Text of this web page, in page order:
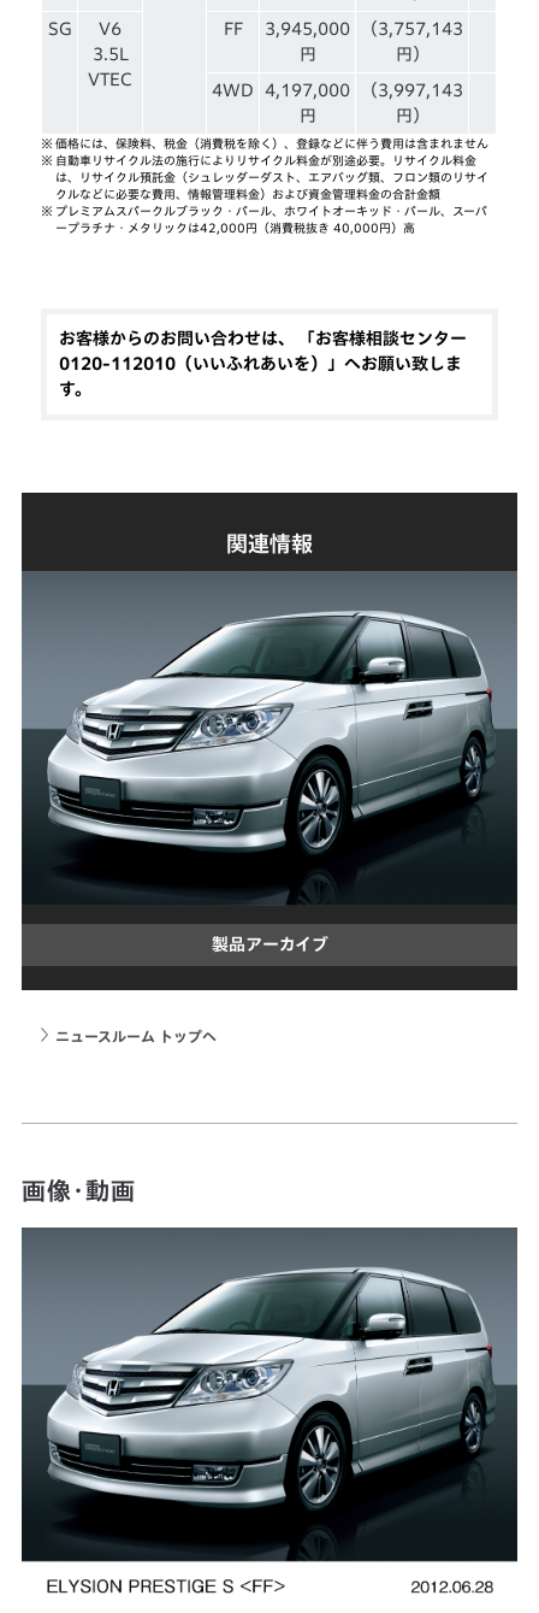
SG
V6
3.5L
VTEC
FF
3,945,000
円
（3,757,143
円）
4WD
4,197,000
円
（3,997,143
円）
※ 価格には、保険料、税金（消費税を除く）、登録などに伴う費用は含まれません
※ 自動車リサイクル法の施行によりリサイクル料金が別途必要。リサイクル料金
は、リサイクル預託金（シュレッダーダスト、エアバッグ類、フロン類のリサイ
クルなどに必要な費用、情報管理料金）および資金管理料金の合計金額
※ プレミアムスパークルブラック・パール、ホワイトオーキッド・パール、スーパ
ープラチナ・メタリックは42,000円（消費税抜き 40,000円）高
お客様からのお問い合わせは、 「お客様相談センター
0120-112010（いいふれあいを）」へお願い致しま
す。
関連情報
製品アーカイブ
ニュースルーム トップへ
画像・動画